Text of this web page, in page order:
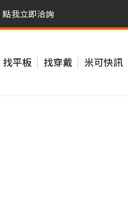
我立即洽詢
我立即洽詢
找平板 找穿戴 米可快訊